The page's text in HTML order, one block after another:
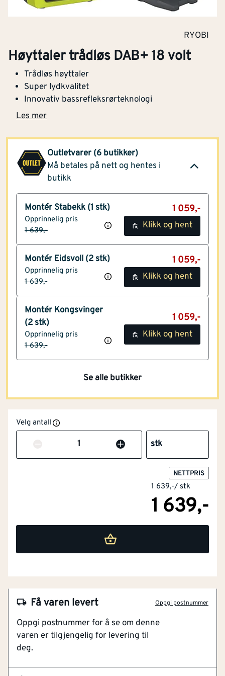
RYOBI
Høyttaler trådløs DAB+ 18 volt
Trådløs høyttaler
Super lydkvalitet
Innovativ bassrefleksrørteknologi
Les mer
Outletvarer (6 butikker)
Må betales på nett og hentes i
butikk
Montér Stabekk (1 stk)
Opprinnelig pris
1 639,-
1 059,-
Klikk og hent
Montér Eidsvoll (2 stk)
Opprinnelig pris
1 639,-
1 059,-
Klikk og hent
Montér Kongsvinger
(2 stk)
Opprinnelig pris
1 639,-
1 059,-
Klikk og hent
Se alle butikker
Velg antall
Antall stk
NETTPRIS
1 639,-/ stk
1 639,-
Få varen levert Oppgi postnummer
Oppgi postnummer for å se om denne
varen er tilgjengelig for levering til
deg.
Super lydkvalitet
2.1A USB-port for hurtig lading
Bluetooth-forbindelsesstatus